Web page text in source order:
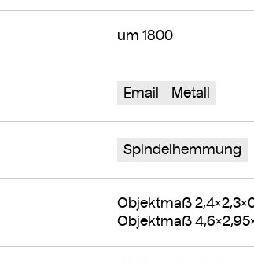
um 1800
Email Metall
Spindelhemmung
Objektmaß
Objektmaß